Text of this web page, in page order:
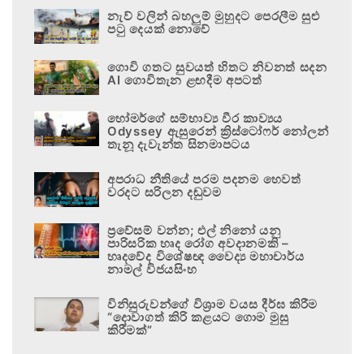
නැව් වලින් බහලුම් මුහුදට පෙරලීම සුළු
පටු දෙයක් නොවේ
ගොවි ගතට සුවයත් හිතට නිවනත් සදන
AI ගොවිතැන ළඟදීම අපටත්
හෝමර්ගේ සම්භාව්‍ය වීර කාව්‍යය
Odyssey ඇසුරෙන් ක්‍රිස්ටෝෆර් නෝලන්
තැනූ දැවැන්ත සිනමාපටය
අපරාධ නීතියේ පරම පදනම හෙවත්
වරදට සරිලන දඬුවම
ප්‍රවේසම් වන්න; එල් නිනෝ යනු
පාරිසරික හෘද රෝග අවදානමකි –
හෘදවේද විශේෂඥ වෛද්‍ය මහාචාර්ය
නාමල් විජයසිංහ
විනිසුරුවන්ගේ විශ්‍රාම වයස දීර්ඝ කිරීම
“දොවාගත් කිරි කළයට ගොම මුසු
කිරීමක්”